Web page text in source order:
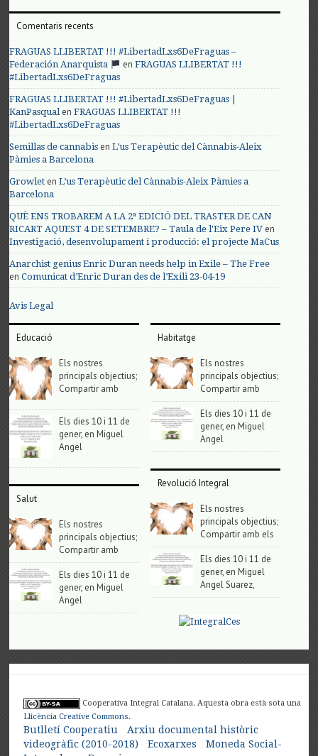
Comentaris recents
FRAGUAS LLIBERTAT !!! #LibertadLxs6DeFraguas –
Federación Anarquista
enFRAGUAS LLIBERTAT !!!
#LibertadLxs6DeFraguas
FRAGUAS LLIBERTAT !!! #LibertadLxs6DeFraguas |
KanPasqualenFRAGUAS LLIBERTAT !!!
#LibertadLxs6DeFraguas
Semillas de cannabis enL’us Terapèutic del Cànnabis-Aleix
Pàmies a Barcelona
Growlet enL’us Terapèutic del Cànnabis-Aleix Pàmies a
Barcelona
QUÈ ENS TROBAREM A LA 2ª EDICIÓ DEL TRASTER DE CAN
RICART AQUEST 4 DE SETEMBRE? – Taula de l'Eix Pere IV en
Investigació, desenvolupament i producció: el projecte MaCus
Anarchist genius Enric Duran needs help in Exile – The Free
enComunicat d’Enric Duran des de l’Exili 23-04-19
Avis Legal
Educació
Els nostres
principals objectius;
Compartir amb
Els dies 10 i 11 de
gener, en Miguel
Angel
Salut
Els nostres
principals objectius;
Compartir amb
Els dies 10 i 11 de
gener, en Miguel
Angel
Habitatge
Els nostres
principals objectius;
Compartir amb
Els dies 10 i 11 de
gener, en Miguel
Angel
Revolució Integral
Els nostres
principals objectius;
Compartir amb els
Els dies 10 i 11 de
gener, en Miguel
Angel Suarez,
Cooperativa Integral Catalana. Aquesta obra està sota una
Llicència Creative Commons.
Butlletí Cooperatiu
Arxiu documental històric
videogràfic (2010-2018)
Ecoxarxes
Moneda Social-